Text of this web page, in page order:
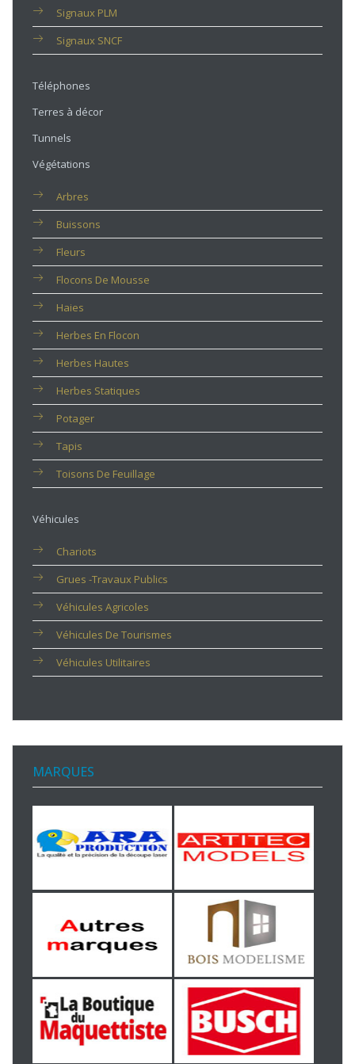
Signaux PLM
Signaux SNCF
Téléphones
Terres à décor
Tunnels
Végétations
Arbres
Buissons
Fleurs
Flocons De Mousse
Haies
Herbes En Flocon
Herbes Hautes
Herbes Statiques
Potager
Tapis
Toisons De Feuillage
Véhicules
Chariots
Grues -travaux Publics
Véhicules Agricoles
Véhicules De Tourismes
Véhicules Utilitaires
MARQUES